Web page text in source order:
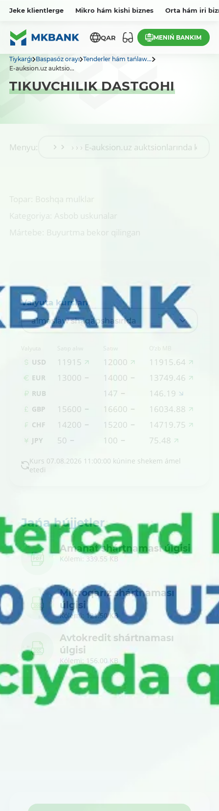
Jeke klientlerge Mikro hám kishi biznes Orta hám iri
QAR MENIŃ BANKIM
Tiykarǵı Baspasóz orayı Tenderler hám tańlaw...
E-auksion.uz auktsio...
TIKUVCHILIK DASTGOHI
Menyu:
Topar: Boshqa mulklar
Kategoriya: Asbob uskunalar
Mártebe: Buyurtma bekor qilingan
Valyuta kursları
almaslaw shaqapshasında
Valyuta Satıp alıw Satıw O‘zb MB
USD 11915 12000 11915.64
EUR 13000 14000 13749.46
RUB 147 146.19
GBP 15600 16600 16034.88
CHF 14200 15200 14719.75
JPY 50 100 75.48
Kurs 07.08.2026 11:00:00 kúnine shekem ámel
etedi
Jańa hújjetler
Amanat shártnaması úlgisi
Kólemi: 339.55 KB
Mikroqarız shártnaması
úlgisi
Kólemi: 121.50 KB
Avtokredit shártnaması
úlgisi
Kólemi: 156.00 KB